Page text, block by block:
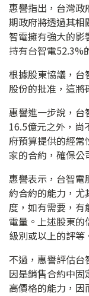
惠譽指出，台灣
期政府將透過其相
智電擁有強大的
持有台智電52.3%
根據股東協議，台
股份的批准，這將
惠譽進一步說，
16.5億元之外，尚
府預算提供的經常
家的合約，確保公
惠譽表示，台智
約合約的能力，
度，如有需要，
電量。上述股東的
級別或以上的評等
不過，惠譽評估
因是銷售合約中
高價格的能力，因